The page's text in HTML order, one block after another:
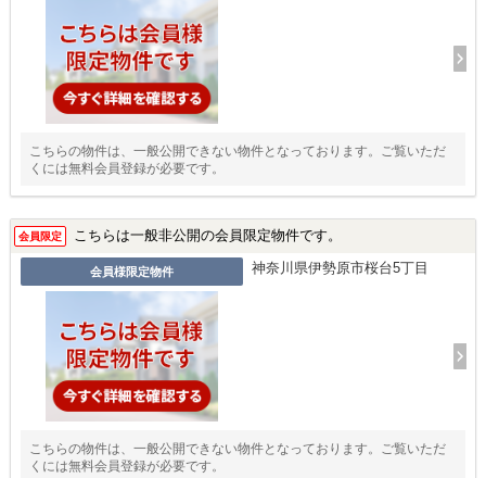
こちらの物件は、一般公開できない物件となっております。ご覧いただ
くには無料会員登録が必要です。
会員限定 こちらは一般非公開の会員限定物件です。
会員様限定物件 神奈川県伊勢原市桜台5丁目
こちらの物件は、一般公開できない物件となっております。ご覧いただ
くには無料会員登録が必要です。